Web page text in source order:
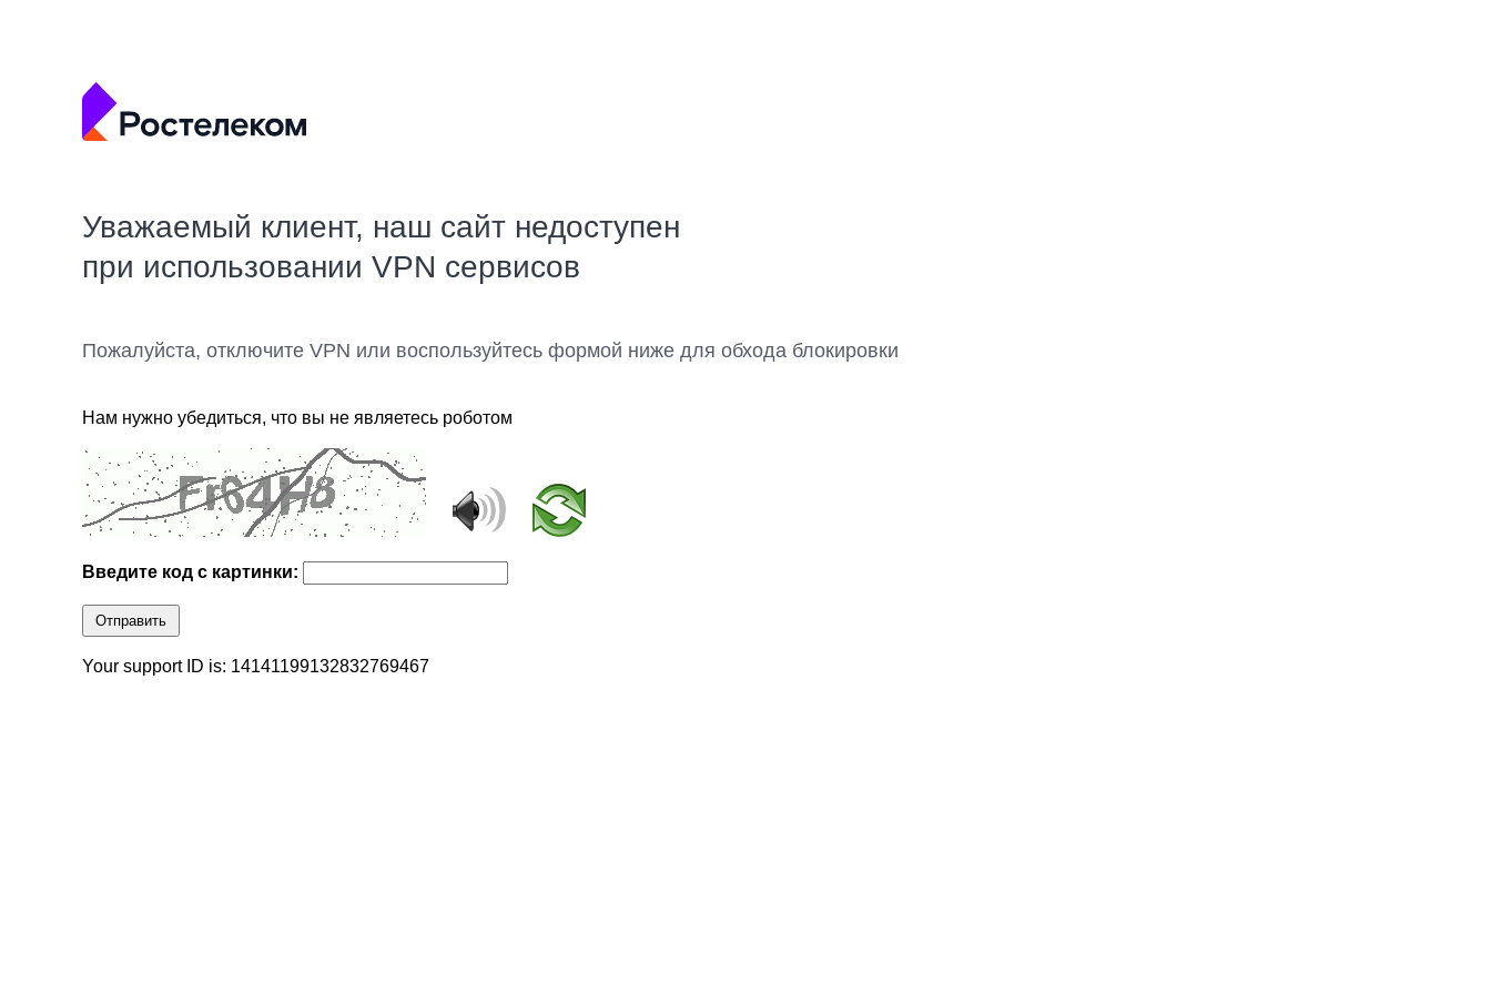
Уважаемый клиент, наш сайт недоступен
при использовании VPN сервисов
Пожалуйста, отключите VPN или воспользуйтесь формой ниже для обхода блокировки
Нам нужно убедиться, что вы не являетесь роботом
Введите код с картинки:
Отправить
Your support ID is: 14141199132832769467